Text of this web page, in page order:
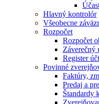
Hlavný kontrolór
Všeobecne
Rozpočet
Rozpočet
Záverečný
Register
Povinné
Faktúry,
Predaj a
Štandardy